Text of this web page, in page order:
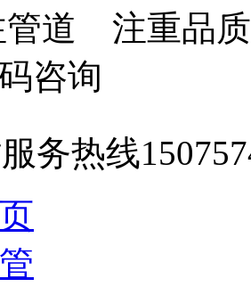
道 注重品
咨询
务热线